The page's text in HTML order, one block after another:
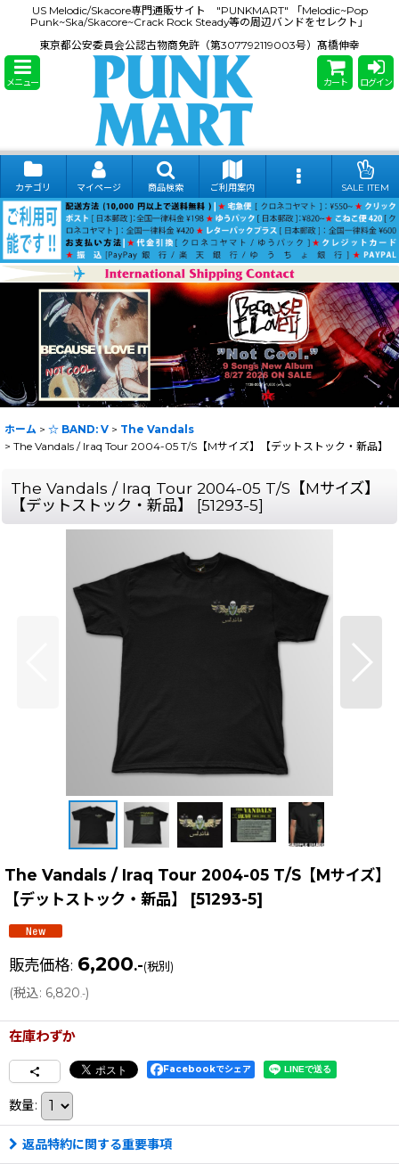
US Melodic/Skacore専門通販サイト "PUNKMART" 「Melodic~Pop
Punk~Ska/Skacore~Crack Rock Steady等の周辺バンドをセレクト」
東京都公安委員会公認古物商免許（第307792119003号）髙橋伸幸
メニュー カート ログイン
カテゴリ マイページ 商品検索 ご利用案内 SALE ITEM
ホーム > ☆ BAND: V > The Vandals
> The Vandals / Iraq Tour 2004-05 T/S【Mサイズ】【デットストック・新品】
The Vandals / Iraq Tour 2004-05 T/S【Mサイズ】
【デットストック・新品】
[51293-5]
The Vandals / Iraq Tour 2004-05 T/S【Mサイズ】
【デットストック・新品】
[51293-5]
販売価格: 6,200.-(税別)
(税込: 6,820.-)
在庫わずか
Facebookでシェア
数量:
返品特約に関する重要事項